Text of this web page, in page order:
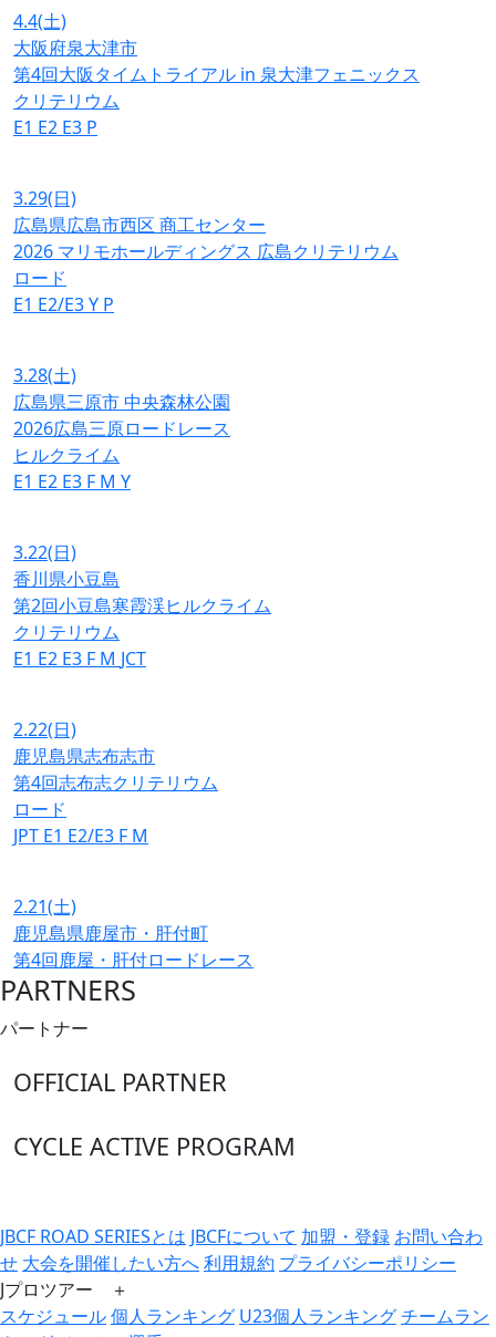
4.4(土)
大阪府泉大津市
第4回大阪タイムトライアル in 泉大津フェニックス
クリテリウム
E1 E2 E3 P
3.29(日)
広島県広島市西区 商工センター
2026 マリモホールディングス 広島クリテリウム
ロード
E1 E2/E3Y P
3.28(土)
広島県三原市 中央森林公園
2026広島三原ロードレース
ヒルクライム
E1 E2 E3 F M Y
3.22(日)
香川県小豆島
第2回小豆島寒霞渓ヒルクライム
クリテリウム
E1 E2 E3 F M JCT
2.22(日)
鹿児島県志布志市
第4回志布志クリテリウム
ロード
JPT E1 E2/E3 F M
2.21(土)
鹿児島県鹿屋市・肝付町
第4回鹿屋・肝付ロードレース
PARTNERS
パートナー
OFFICIAL PARTNER
CYCLE ACTIVE PROGRAM
JBCF ROAD SERIESとは JBCFについて 加盟・登録 お問い合わ
せ 大会を開催したい方へ利用規約 プライバシーポリシー
Jプロツアー ＋
スケジュール個人ランキング U23個人ランキングチームラン